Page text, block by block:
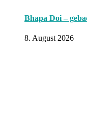
Bhapa Doi –
8. August 2026